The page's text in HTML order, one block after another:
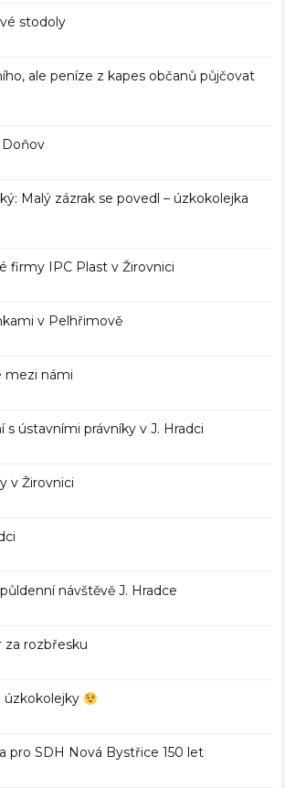
stodoly
ale peníze z kapes občanů půjčovat
Doňov
Malý zázrak se povedl – úzkokolejka
firmy IPC Plast v Žirovnici
v Pelhřimově
mezi námi
s ústavními právníky v J. Hradci
v Žirovnici
návštěvě J. Hradce
za rozbřesku
úzkokolejky
pro SDH Nová Bystřice 150 let